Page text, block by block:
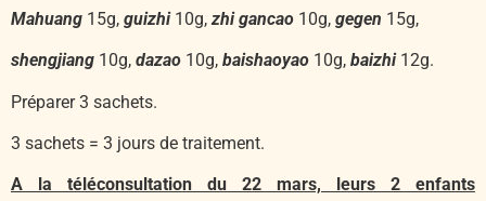
Mahuang 15g, guizhi10g, zhi gancao 10g, gegen 15g,
shengjiang 10g, dazao 10g, baishaoyao 10g, baizhi12g.
Préparer 3 sachets.
3 sachets = 3 jours de traitement.
A la téléconsultation du 22 mars, leurs 2 enfants